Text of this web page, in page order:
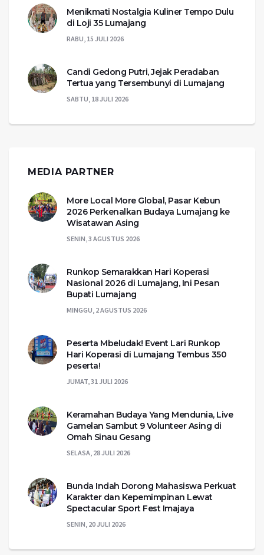
Menikmati Nostalgia Kuliner Tempo Dulu
di Loji 35 Lumajang
RABU, 15 JULI 2026
Candi Gedong Putri, Jejak Peradaban
Tertua yang Tersembunyi di Lumajang
SABTU, 18 JULI 2026
MEDIA PARTNER
More Local More Global, Pasar Kebun
2026 Perkenalkan Budaya Lumajang ke
Wisatawan Asing
SENIN, 3 AGUSTUS 2026
Runkop Semarakkan Hari Koperasi
Nasional 2026 di Lumajang, Ini Pesan
Bupati Lumajang
MINGGU, 2 AGUSTUS 2026
Peserta Mbeludak! Event Lari Runkop
Hari Koperasi di Lumajang Tembus 350
peserta!
JUMAT, 31 JULI 2026
Keramahan Budaya Yang Mendunia, Live
Gamelan Sambut 9 Volunteer Asing di
Omah Sinau Gesang
SELASA, 28 JULI 2026
Bunda Indah Dorong Mahasiswa Perkuat
Karakter dan Kepemimpinan Lewat
Spectacular Sport Fest Imajaya
SENIN, 20 JULI 2026